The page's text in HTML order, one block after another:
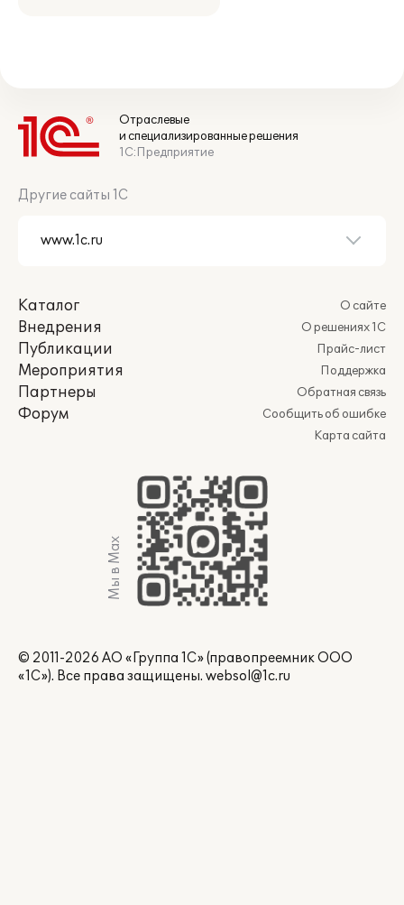
Отраслевые
и специализированные решения
1С:Предприятие
Другие сайты 1С
Каталог
Внедрения
Публикации
Мероприятия
Партнеры
Форум
О сайте
О решениях 1С
Прайс-лист
Поддержка
Обратная связь
Сообщить об ошибке
Карта сайта
Мы в Max
© 2011-2026 АО «Группа 1С» (правопреемник ООО
«1С»). Все права защищены. websol@1c.ru